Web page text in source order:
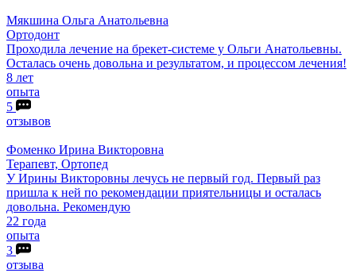
Мякшина Ольга Анатольевна
Ортодонт
Проходила лечение на брекет-системе у Ольги Анатольевны.
Осталась очень довольна и результатом, и процессом лечения!
8 лет
опыта
5
отзывов
Фоменко Ирина Викторовна
Терапевт, Ортопед
У Ирины Викторовны лечусь не первый год. Первый раз
пришла к ней по рекомендации приятельницы и осталась
довольна. Рекомендую
22 года
опыта
3
отзыва